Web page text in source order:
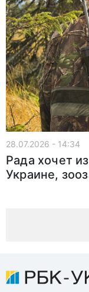
28.07.2026 - 14:34
Рада хочет
Украине,